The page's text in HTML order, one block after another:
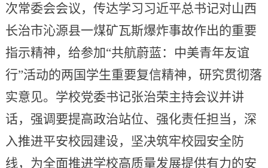
次常委会会议，传达学习习近平总书记对山西
长治市沁源县一煤矿瓦斯爆炸事故作出的重要
指示精神，给参加“共航蔚蓝：中美青年友谊
行”活动的两国学生重要复信精神，研究贯彻落
实意见。学校党委书记张治荣主持会议并讲
话，强调要提高政治站位、强化责任担当，深
入推进平安校园建设，坚决筑牢校园安全防
线，为全面推进学校高质量发展提供有力的安